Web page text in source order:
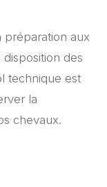
préparation aux
des
technique est
la
chevaux.